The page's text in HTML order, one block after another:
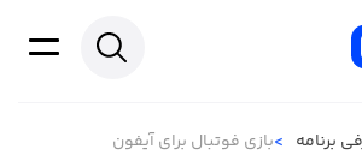
برنامه بازی فوتبال برای آیفون